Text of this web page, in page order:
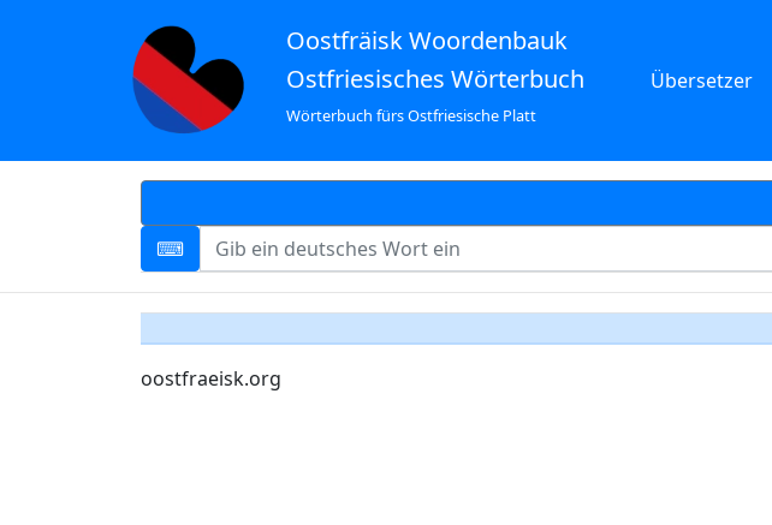
Oostfräisk Woordenbauk
Ostfriesisches Wörterbuch
Wörterbuch fürs Ostfriesische Platt
Übersetzer
oostfraeisk.org